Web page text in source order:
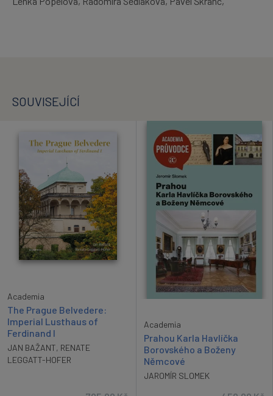
SOUVISEJÍCÍ
Academia
The Prague Belvedere:
Imperial Lusthaus of
Ferdinand I
JAN BAŽANT, RENATE
LEGGATT-HOFER
Academia
Prahou Karla Havlíčka
Borovského a Boženy
Němcové
JAROMÍR SLOMEK